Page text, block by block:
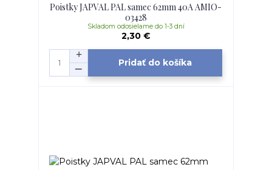
Poistky JAPVAL PAL samec 62mm 40A AMIO-
03428
2,30 €
Skladom odosielame do 1-3 dní
Pridať do košíka